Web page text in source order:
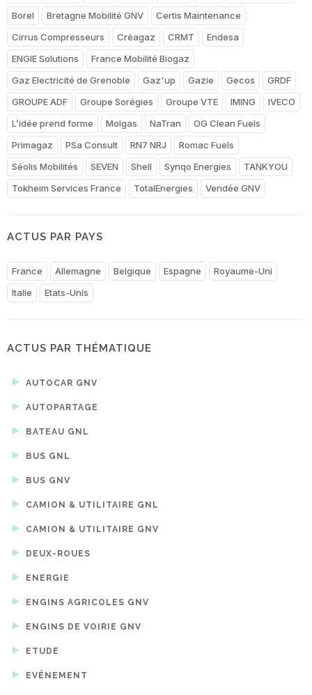
Borel
Bretagne Mobilité GNV
Certis Maintenance
Cirrus Compresseurs
Créagaz CRMT
Endesa
ENGIE Solutions
France Mobilité Biogaz
Gaz Electricité de Grenoble
Gaz'up Gazie Gecos
GRDF
GROUPE ADF
Groupe Sorégies Groupe VTE IMING
IVECO
L’idée prend forme
Molgas NaTran
OG Clean Fuels
Primagaz
PSa Consult RN7 NRJ
Romac Fuels
Séolis Mobilités
SEVEN Shell Synqo Energies
TANKYOU
Tokheim Services France
TotalEnergies Vendée GNV
ACTUS PAR PAYS
France Allemagne Belgique Espagne
Royaume-Uni
Italie
Etats-Unis
ACTUS PAR THÉMATIQUE
AUTOCAR GNV
AUTOPARTAGE
BATEAU GNL
BUS GNL
BUS GNV
CAMION & UTILITAIRE GNL
CAMION & UTILITAIRE GNV
DEUX-ROUES
ENERGIE
ENGINS AGRICOLES GNV
ENGINS DE VOIRIE GNV
ETUDE
EVÉNEMENT